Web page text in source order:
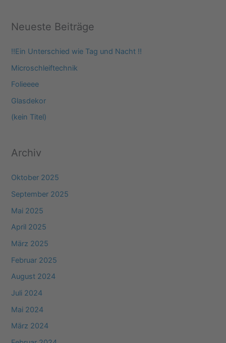
h
e
c
h
Neueste Beiträge
‼️Ein Unterschied wie Tag und Nacht ‼️
Microschleiftechnik
Folieeee
Glasdekor
(kein Titel)
Archiv
Oktober 2025
September 2025
Mai 2025
April 2025
März 2025
Februar 2025
August 2024
Juli 2024
Mai 2024
März 2024